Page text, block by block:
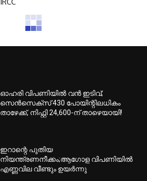
ഓഹരി വിപണിയില്‍ വന്‍ ഇടിവ്;
സെന്‍സെക്‌സ് 430 പോയിന്റിലധികം
താഴേക്ക്, നിഫ്റ്റി 24,600-ന് താഴെയായി!
ഇറാന്റെ പുതിയ
നിയന്ത്രണനീക്കം;ആഗോള വിപണിയിൽ
എണ്ണവില വീണ്ടും ഉയർന്നു